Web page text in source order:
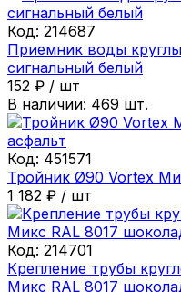
Код: 214687
Приемник воды
сигнальный белый
152 ₽ / шт
В наличии: 469 шт.
Код: 451571
Тройник Ø90 Vortex
1 182 ₽ / шт
Код: 214701
Крепление трубы
Микс RAL 8017